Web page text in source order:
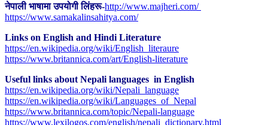
नेपाली भाषामा उपयोगी लिंहरू-http://www.majheri.com/
https://www.samakalinsahitya.com/
Links on English and Hindi Literature
https://en.wikipedia.org/wiki/English_literaure
https://www.britannica.com/art/English-literature
Useful links about Nepali languages in English
https://en.wikipedia.org/wiki/Nepali_language
https://en.wikipedia.org/wiki/Languages_of_Nepal
https://www.britannica.com/topic/Nepali-language
https://www.lexilogos.com/english/nepali_dictionary.html